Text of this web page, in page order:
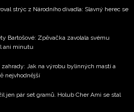
strýc z Národního divadla: Slavný herec se
Bartošové: Zpěvačka zavolala svému
ani minutu
zahrady: Jak na výrobu bylinných mastí a
nejvhodnější
jen pár set gramů. Holub Cher Ami se stal